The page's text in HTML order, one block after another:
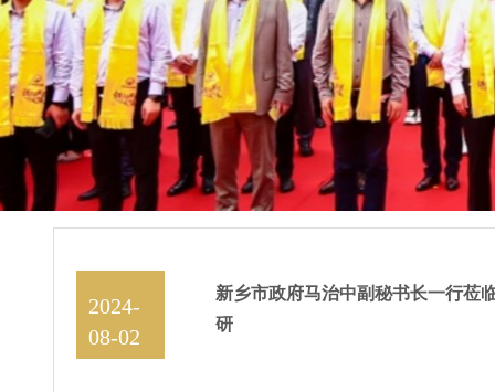
新乡市政府马治中副秘书长一行莅
研
2024-
08-02